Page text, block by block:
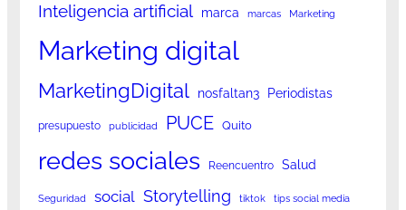
Inteligencia artificial marca marcas Marketing
Marketing digital
MarketingDigital nosfaltan3 Periodistas
presupuesto publicidad PUCE Quito
redes sociales Reencuentro Salud
Seguridad social Storytelling tiktok tips social media